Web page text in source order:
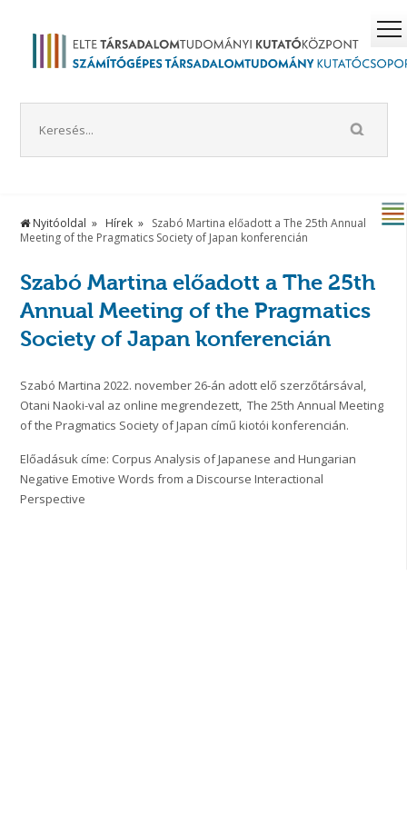
Nyitóoldal Hírek
Szabó Martina előadott a The 25th Annual
Meeting of the Pragmatics Society of Japan konferencián
Szabó Martina előadott a The 25th
Annual Meeting of the Pragmatics
Society of Japan konferencián
Szabó Martina 2022. november 26-án adott elő szerzőtársával,
Otani Naoki-val az online megrendezett, The 25th Annual Meeting
of the Pragmatics Society of Japan című kiotói konferencián.
Előadásuk címe: Corpus Analysis of Japanese and Hungarian
Negative Emotive Words from a Discourse Interactional
Perspective